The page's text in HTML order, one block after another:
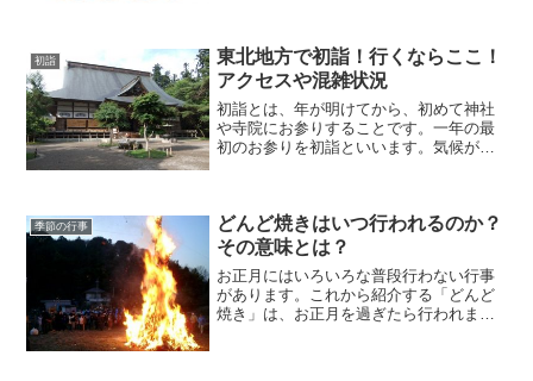
安全などのご利益があるとされていま
す。多くの七福神巡りは、半日...
初詣
東北地方で初詣！行くならここ！
アクセスや混雑状況
初詣とは、年が明けてから、初めて神社
や寺院にお参りすることです。一年の最
初のお参りを初詣といいます。気候が安
命の始まりということで、...
季節の行事
どんど焼きはいつ行われるのか？
その意味とは？
お正月にはいろいろな普段行わない行事
があります。これから紹介する「どんど
焼き」は、お正月を過ぎたら行われま